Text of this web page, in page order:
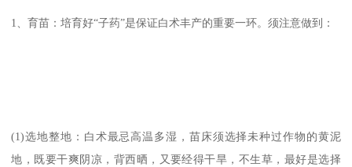
1、育苗：培育好“子药”是保证白术丰产的重要一环。须注意做到：
(1)选地整地：白术最忌高温多湿，苗床须选择未种过作物的黄泥
地，既要干爽阴凉，背西晒，又要经得干旱，不生草，最好是选择